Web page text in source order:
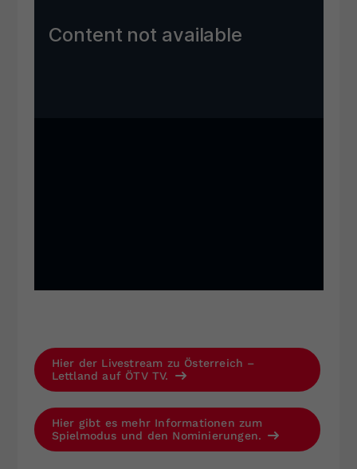
Hier der Livestream zu Österreich –
Lettland auf ÖTV TV.
Hier gibt es mehr Informationen zum
Spielmodus und den Nominierungen.